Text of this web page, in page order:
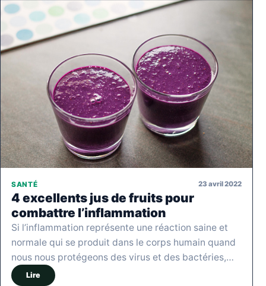
SANTÉ 23 avril 2022
4 excellents jus de fruits pour
combattre l’inflammation
Si l’inflammation représente une réaction saine et
normale qui se produit dans le corps humain quand
nous nous protégeons des virus et des bactéries,…
Lire